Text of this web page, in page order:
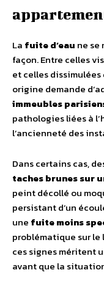
La fuite d’eau ne se
façon. Entre celles
et celles
origine demande
immeubles
pathologies liées à
l’ancienneté des
Dans certains cas,
taches brunes sur
peint décollé ou
persistant d’un
une fuite moins
problématique sur le
ces signes méritent
avant que la